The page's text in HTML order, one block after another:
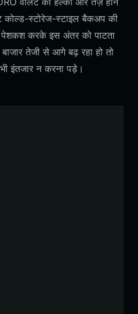
स्टोरेज-स्टाइल बैकअप की
पेशकश करके इस अंतर को पाटता
तेजी से आगे बढ़ रहा हो तो
इंतजार न करना पड़े।